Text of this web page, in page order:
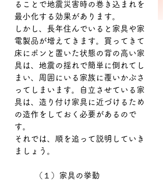
ることで地震災害時の巻き込まれを
最小化する効果があります。
しかし、長年住んでいると家具や家
電製品が増えてきます。買ってきて
床にポンと置いた状態の背の高い家
具は、地震の揺れで簡単に倒れてし
まい、周囲にいる家族に覆いかぶさ
ってしまいます。自立させている家
具は、造り付け家具に近づけるため
の造作をしておく必要があるので
す。
それでは、順を追って説明していき
ましょう。
（１）家具の挙動